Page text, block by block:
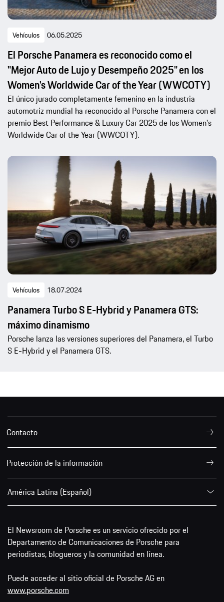
Vehículos 06.05.2025
El Porsche Panamera es reconocido como el
"Mejor Auto de Lujo y Desempeño 2025" en los
Women's Worldwide Car of the Year (WWCOTY)
El único jurado completamente femenino en la industria
automotriz mundial ha reconocido al Porsche Panamera con el
premio Best Performance & Luxury Car 2025 de los Women's
Worldwide Car of the Year (WWCOTY).
Vehículos 18.07.2024
Panamera Turbo S E-Hybrid y Panamera GTS:
máximo dinamismo
Porsche lanza las versiones superiores del Panamera, el Turbo
S E-Hybrid y el Panamera GTS.
Contacto
Protección de la información
América Latina (Español)
El Newsroom de Porsche es un servicio ofrecido por el
Departamento de Comunicaciones de Porsche para
periodistas, blogueros y la comunidad en línea.
Puede acceder al sitio oficial de Porsche AG en
www.porsche.com